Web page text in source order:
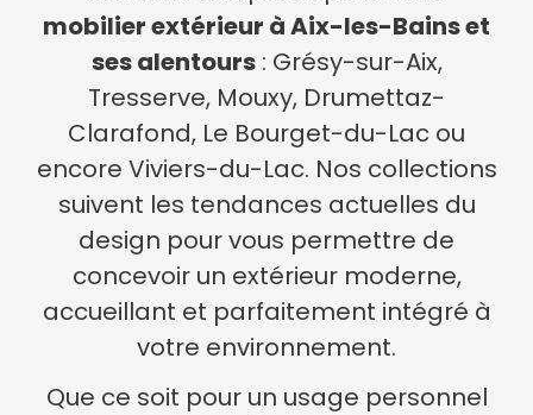
mobilier extérieur à Aix-les-Bains et
ses alentours: Grésy-sur-Aix,
Tresserve, Mouxy, Drumettaz-
Clarafond, Le Bourget-du-Lac ou
encore Viviers-du-Lac. Nos collections
suivent les tendances actuelles du
design pour vous permettre de
concevoir un extérieur moderne,
accueillant et parfaitement intégré à
votre environnement.
Que ce soit pour un usage personnel